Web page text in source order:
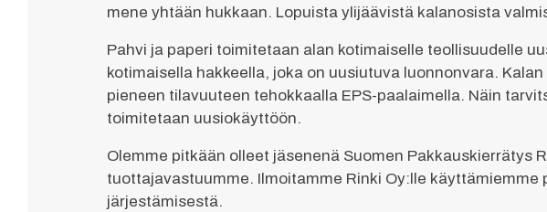
mene yhtään hukkaan. Lopuista ylijäävistä kalanosista
Pahvi ja paperi toimitetaan alan kotimaiselle teollisuudelle
kotimaisella hakkeella, joka on uusiutuva luonnonvara.
pieneen tilavuuteen tehokkaalla EPS-paalaimella. Näin
toimitetaan uusiokäyttöön.
Olemme pitkään olleet jäsenenä Suomen Pakkauskierrätys
tuottajavastuumme. Ilmoitamme Rinki Oy:lle
järjestämisestä.